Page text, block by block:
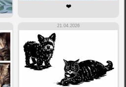
❤️
21.04.2026